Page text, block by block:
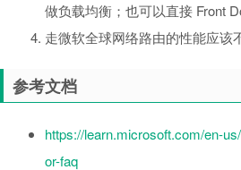
做负载均衡；也可以直接 Front
走微软全球网络路由的性能应该
参考文档
https://learn.microsoft.com/en-
or-faq